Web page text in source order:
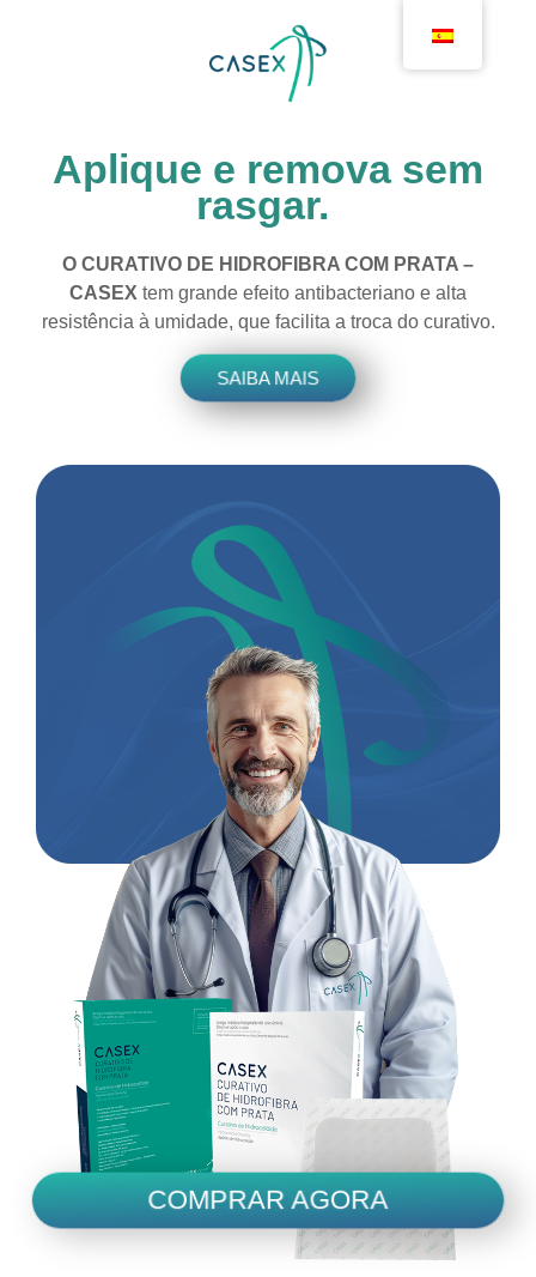
Aplique e remova sem
rasgar.
O CURATIVO DE HIDROFIBRA COM PRATA –
CASEX tem grande efeito antibacteriano e alta
resistência à umidade, que facilita a troca do curativo.
SAIBA MAIS
COMPRAR AGORA